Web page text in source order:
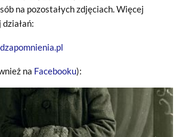
na pozostałych zdjęciach. Więcej
na Facebooku):